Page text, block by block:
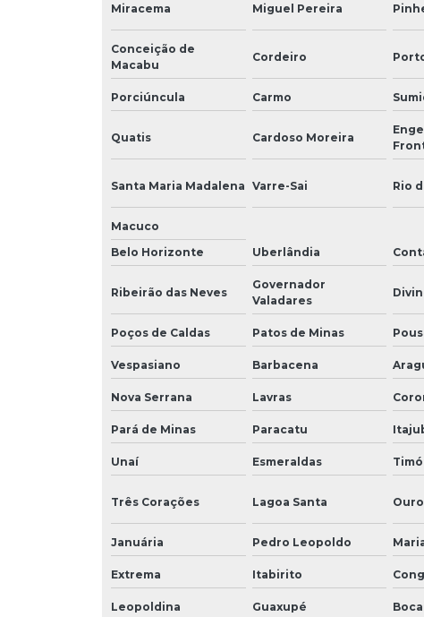
Miracema Miguel Pereira
Conceição de
Macabu
Cordeiro
Porciúncula Carmo
Quatis Cardoso Moreira
Santa Maria Madalena Varre-Sai Rio
Macuco
Belo Horizonte
Uberlândia
Ribeirão das Neves
Governador
Valadares
Poços de Caldas Patos de Minas
Vespasiano Barbacena
Nova Serrana Lavras
Pará de Minas Paracatu
Unaí Esmeraldas
Três Corações Lagoa Santa
Januária Pedro Leopoldo
Extrema Itabirito
Leopoldina Guaxupé